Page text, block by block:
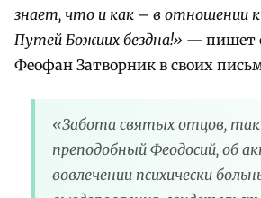
знает, что и как – в отношении
Путей Божиих бездна!» — пишет
Феофан Затворник в своих
«Забота святых отцов,
преподобный Феодосий, об
вовлечении психически